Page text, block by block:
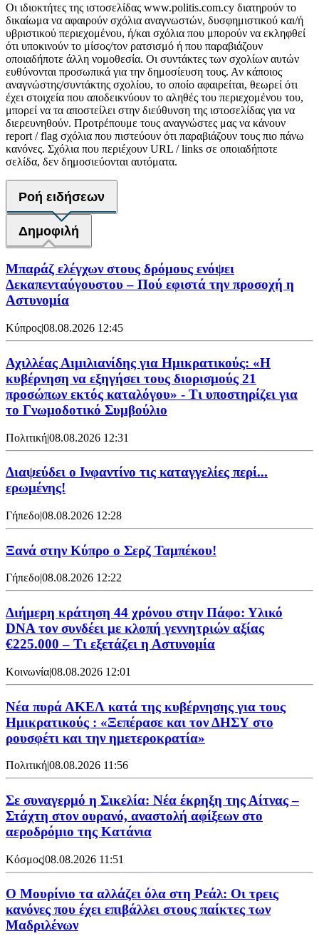
Οι ιδιοκτήτες της ιστοσελίδας www.politis.com.cy διατηρούν το
δικαίωμα να αφαιρούν σχόλια αναγνωστών, δυσφημιστικού και/ή
υβριστικού περιεχομένου, ή/και σχόλια που μπορούν να εκληφθεί
ότι υποκινούν το μίσος/τον ρατσισμό ή που παραβιάζουν
οποιαδήποτε άλλη νομοθεσία. Οι συντάκτες των σχολίων αυτών
ευθύνονται προσωπικά για την δημοσίευση τους. Αν κάποιος
αναγνώστης/συντάκτης σχολίου, το οποίο αφαιρείται, θεωρεί ότι
έχει στοιχεία που αποδεικνύουν το αληθές του περιεχομένου του,
μπορεί να τα αποστείλει στην διεύθυνση της ιστοσελίδας για να
διερευνηθούν. Προτρέπουμε τους αναγνώστες μας να κάνουν
report / flag σχόλια που πιστεύουν ότι παραβιάζουν τους πιο πάνω
κανόνες. Σχόλια που περιέχουν URL / links σε οποιαδήποτε
σελίδα, δεν δημοσιεύονται αυτόματα.
Ροή ειδήσεων
Δημοφιλή
Μπαράζ ελέγχων στους δρόμους ενόψει
Δεκαπενταύγουστου – Πού εφιστά την προσοχή η
Αστυνομία
Κύπρος|08.08.2026 12:45
Αχιλλέας Αιμιλιανίδης για Ημικρατικούς: «Η
κυβέρνηση να εξηγήσει τους διορισμούς 21
προσώπων εκτός καταλόγου» - Τι υποστηρίζει για
το Γνωμοδοτικό Συμβούλιο
Πολιτική|08.08.2026 12:31
Διαψεύδει ο Ινφαντίνο τις καταγγελίες περί...
ερωμένης!
Γήπεδο|08.08.2026 12:28
Ξανά στην Κύπρο ο Σερζ Ταμπέκου!
Γήπεδο|08.08.2026 12:22
Διήμερη κράτηση 44 χρόνου στην Πάφο: Υλικό
DNA τον συνδέει με κλοπή γεννητριών αξίας
€225.000 – Τι εξετάζει η Αστυνομία
Κοινωνία|08.08.2026 12:01
Νέα πυρά ΑΚΕΛ κατά της κυβέρνησης για τους
Ημικρατικούς : «Ξεπέρασε και τον ΔΗΣΥ στο
ρουσφέτι και την ημετεροκρατία»
Πολιτική|08.08.2026 11:56
Σε συναγερμό η Σικελία: Νέα έκρηξη της Αίτνας –
Στάχτη στον ουρανό, αναστολή αφίξεων στο
αεροδρόμιο της Κατάνια
Κόσμος|08.08.2026 11:51
Ο Μουρίνιο τα αλλάζει όλα στη Ρεάλ: Οι τρεις
κανόνες που έχει επιβάλλει στους παίκτες των
Μαδριλένων